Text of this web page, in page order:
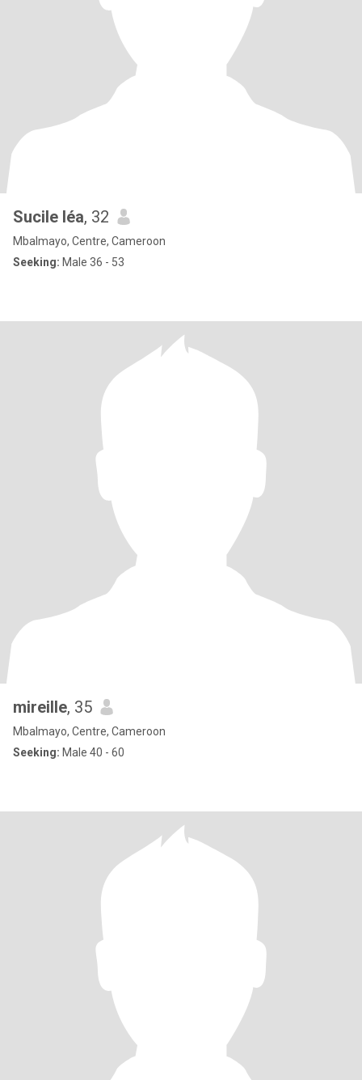
Sucile léa, 32
Mbalmayo, Centre, Cameroon
Seeking: Male 36 - 53
mireille, 35
Mbalmayo, Centre, Cameroon
Seeking: Male 40 - 60